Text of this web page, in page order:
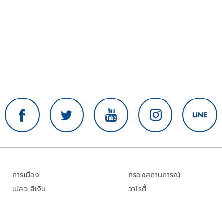
การเมือง
เปลว สีเงิน
กรองสถานการณ์
วาไรตี้